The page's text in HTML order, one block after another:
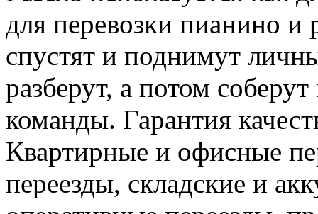
для перевозки пианино и
спустят и поднимут
разберут, а потом
команды. Гарантия
Квартирные и офисные
переезды, складские и